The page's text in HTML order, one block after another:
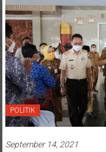
POLITIK
September 14, 2021